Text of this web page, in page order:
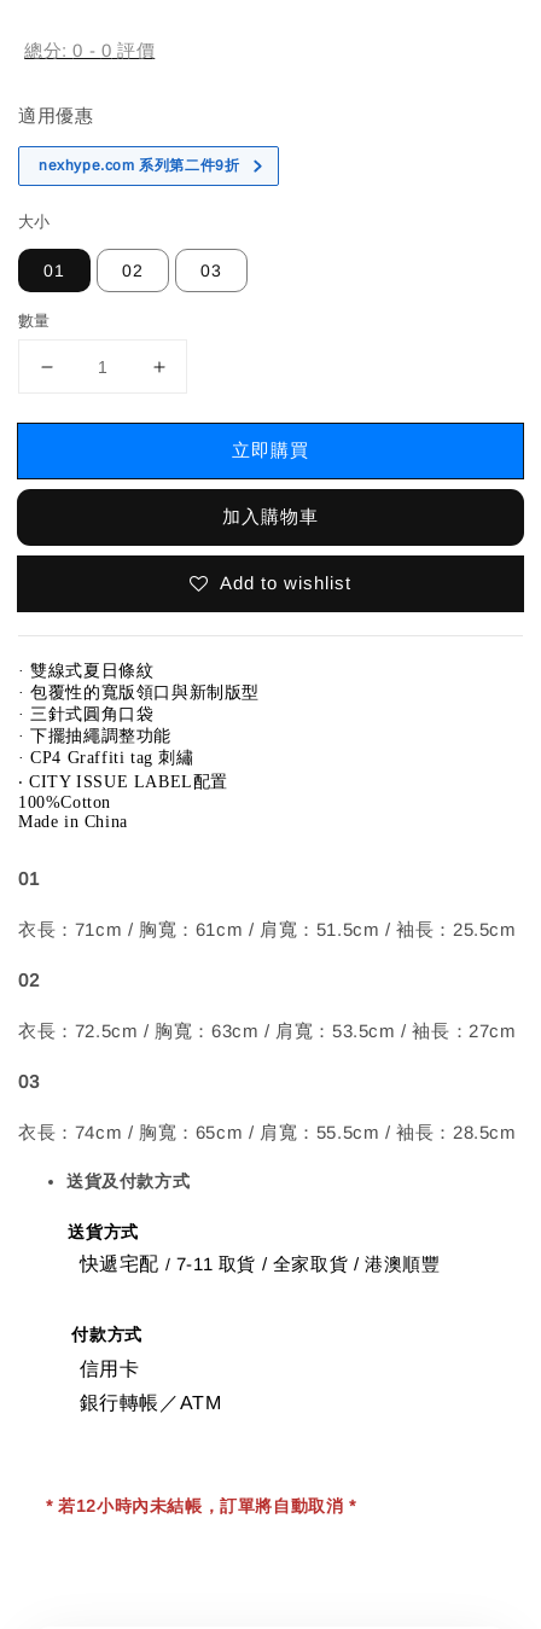
總分:0 - 0 評價
適用優惠
nexhype.com 系列第二件9折
大小
01 02 03
數量
立即購買
加入購物車
Add to wishlist
· 雙線式夏日條紋
· 包覆性的寬版領口與新制版型
· 三針式圓角口袋
· 下擺抽繩調整功能
· CP4 Graffiti tag 刺繡
‧ CITY ISSUE LABEL配置
100%Cotton
Made in China
01
衣長：71cm / 胸寬：61cm / 肩寬：51.5cm / 袖長：25.5cm
02
衣長：72.5cm / 胸寬：63cm / 肩寬：53.5cm / 袖長：27cm
03
衣長：74cm / 胸寬：65cm / 肩寬：55.5cm / 袖長：28.5cm
送貨及付款方式
送貨方式
快遞宅配 / 7-11 取貨 / 全家取貨 / 港澳順豐
付款方式
信用卡
銀行轉帳／ATM
* 若12小時內未結帳，訂單將自動取消 *